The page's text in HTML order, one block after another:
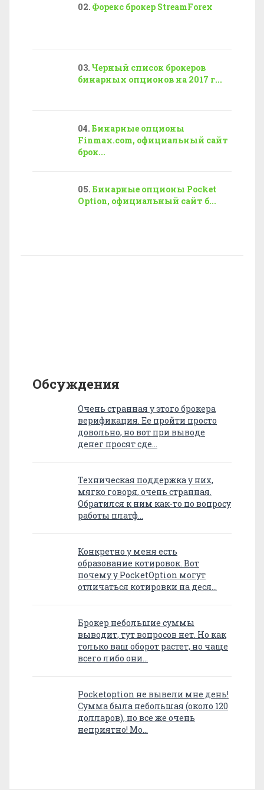
Форекс брокер StreamForex
Черный список брокеров
бинарных опционов на 2017 г...
Бинарные опционы
Finmax.com, официальный сайт
брок...
Бинарные опционы Pocket
Option, официальный сайт б...
Обсуждения
Очень странная у этого брокера
верификация. Ее пройти просто
довольно, но вот при выводе
денег просят сде…
Техническая поддержка у них,
мягко говоря, очень странная.
Обратился к ним как-то по вопросу
работы платф…
Конкретно у меня есть
образование котировок. Вот
почему у PocketOption могут
отличаться котировки на деся…
Брокер небольшие суммы
выводит, тут вопросов нет. Но как
только ваш оборот растет, но чаще
всего либо они…
Pocketoption не вывели мне день!
Сумма была небольшая (около 120
долларов), но все же очень
неприятно! Мо…